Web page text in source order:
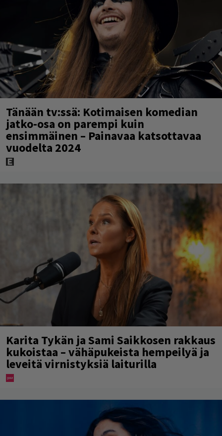
Tänään tv:ssä: Kotimaisen komedian
jatko-osa on parempi kuin
ensimmäinen – Painavaa katsottavaa
vuodelta 2024
Karita Tykän ja Sami Saikkosen rakkaus
kukoistaa – vähäpukeista hempeilyä ja
leveitä virnistyksiä laiturilla